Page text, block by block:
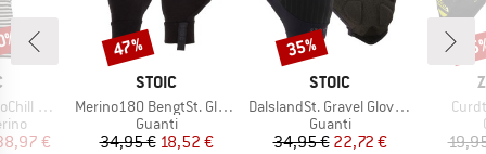
Tee St
ridotto
€
MARCHIO
STOIC
Articolo
Merino180 BengtSt. Glove
Gruppo di prodotti
Guanti
Prezzo
34,95 €Prezzo ridotto
18,52 €
Sconto
47%
MARCHIO
STOIC
Articolo
DalslandSt. Gravel Glove Short
Gruppo di prodotti
Guanti
Prezzo
34,95 €Prezzo ridotto
22,72 €
Sconto
35%